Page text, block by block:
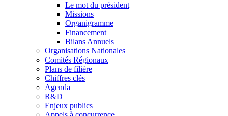
Le mot du président
Missions
Organigramme
Financement
Bilans Annuels
Organisations Nationales
Comités Régionaux
Plans de filière
Chiffres clés
Agenda
R&D
Enjeux publics